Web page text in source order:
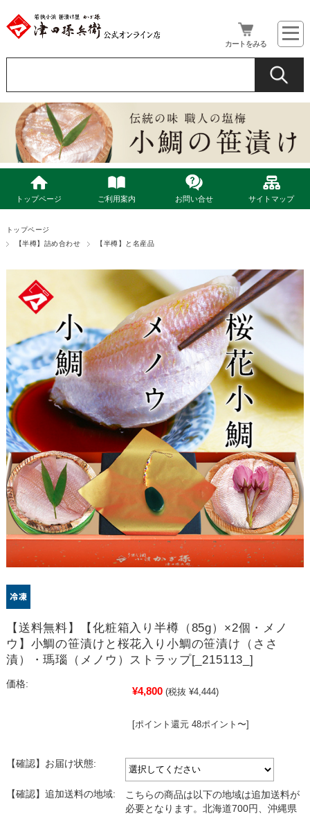
カートをみる
トップページ ご利用案内 お問い合せ サイトマップ
トップページ
【半樽】詰め合わせ
【半樽】と名産品
【送料無料】【化粧箱入り半樽（85g）×2個・メノ
ウ】小鯛の笹漬けと桜花入り小鯛の笹漬け（ささ
漬）・瑪瑙（メノウ）ストラップ[_215113_]
価格:
¥4,800 (税抜 ¥4,444)
[ポイント還元 48ポイント〜]
【確認】お届け状態:
【確認】追加送料の地域:
こちらの商品は以下の地域は追加送料が
必要となります。北海道700円、沖縄県